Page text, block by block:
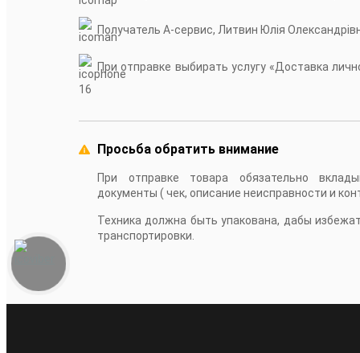
Получатель А-сервис, Литвин Юлія
При отправке выбирать услугу «Доставка
16
Просьба обратить внимание
При отправке товара обязательно
документы ( чек, описание неисправности и
Техника должна быть упакована, дабы
транспортировки.